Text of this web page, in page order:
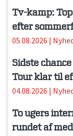
Tv-kamp:
efter
05.08.2026 |
Sidste
Tour klar til
04.08.2026 |
To ugers
rundet af